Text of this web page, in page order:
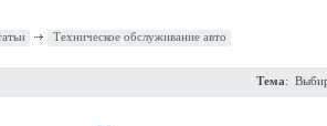
Техническое обслуживание авто
Тема: